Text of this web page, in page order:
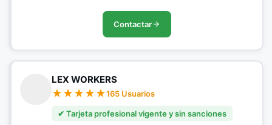
Contactar
LEX WORKERS
165 Usuarios
✔ Tarjeta profesional vigente y sin sanciones